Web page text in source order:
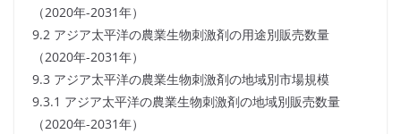
（2020年-2031年）
9.2 アジア太平洋の農業生物刺激剤の用途別販売数量
（2020年-2031年）
9.3 アジア太平洋の農業生物刺激剤の地域別市場規模
9.3.1 アジア太平洋の農業生物刺激剤の地域別販売数量
（2020年-2031年）